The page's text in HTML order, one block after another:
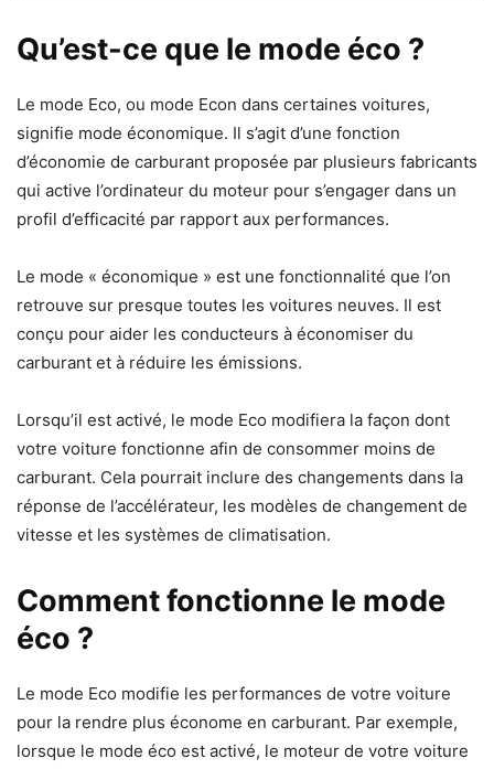
Qu’est-ce que le mode éco ?
Le mode Eco, ou mode Econ dans certaines voitures,
signifie mode économique. Il s’agit d’une fonction
d’économie de carburant proposée par plusieurs fabricants
qui active l’ordinateur du moteur pour s’engager dans un
profil d’efficacité par rapport aux performances.
Le mode « économique » est une fonctionnalité que l’on
retrouve sur presque toutes les voitures neuves. Il est
conçu pour aider les conducteurs à économiser du
carburant et à réduire les émissions.
Lorsqu’il est activé, le mode Eco modifiera la façon dont
votre voiture fonctionne afin de consommer moins de
carburant. Cela pourrait inclure des changements dans la
réponse de l’accélérateur, les modèles de changement de
vitesse et les systèmes de climatisation.
Comment fonctionne le mode
éco ?
Le mode Eco modifie les performances de votre voiture
pour la rendre plus économe en carburant. Par exemple,
lorsque le mode éco est activé, le moteur de votre voiture